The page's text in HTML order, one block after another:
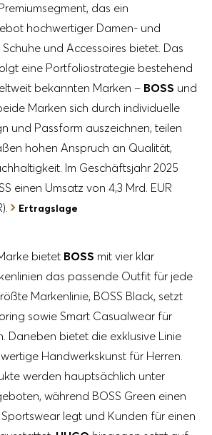
das ein
hochwertiger Damen- und
und Accessoires bietet. Das
eine Portfoliostrategie bestehend
bekannten Marken – BOSS und
Marken sich durch individuelle
und Passform auszeichnen, teilen
hohen Anspruch an Qualität,
Im Geschäftsjahr 2025
einen Umsatz von 4,3 Mrd. EUR
). Ertragslage
bietet BOSS mit vier klar
das passende Outfit für jede
Markenlinie, BOSS Black, setzt
sowie Smart Casualwear für
Daneben bietet die exklusive Linie
Handwerkskunst für Herren.
werden hauptsächlich unter
während BOSS Green einen
legt und Kunden für einen